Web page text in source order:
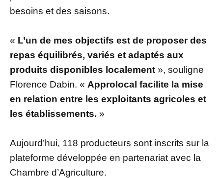
besoins et des saisons.
« L’un de mes objectifs est de proposer des
repas équilibrés, variés et adaptés aux
produits disponibles localement », souligne
Florence Dabin. « Approlocal facilite la mise
en relation entre les exploitants agricoles et
les établissements. »
Aujourd’hui, 118 producteurs sont inscrits sur la
plateforme développée en partenariat avec la
Chambre d’Agriculture.